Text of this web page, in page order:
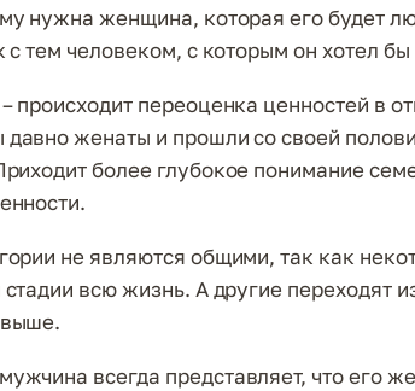
нужна женщина, которая его будет
с тем человеком, с которым он хотел
происходит переоценка ценностей в
женаты и прошли со своей
более глубокое понимание
не являются общими, так как
всю жизнь. А другие переходят
всегда представляет, что его